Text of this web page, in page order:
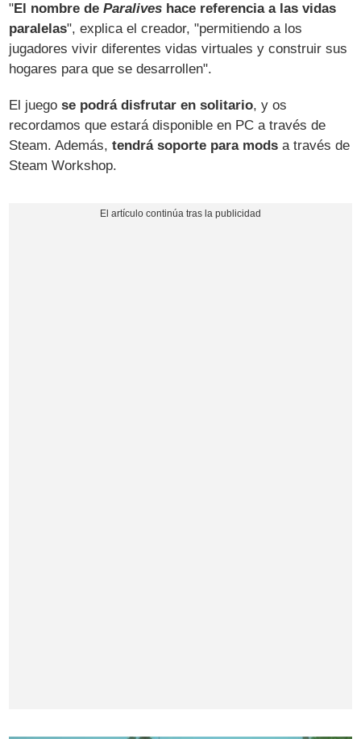
"El nombre deParalives hace referencia a las vidas
paralelas", explica el creador, "permitiendo a los
jugadores vivir diferentes vidas virtuales y construir sus
hogares para que se desarrollen".
El juegose podrá disfrutar en solitario, y os
recordamos que estará disponible en PC a través de
Steam. Además,tendrá soporte para mods a través de
Steam Workshop.